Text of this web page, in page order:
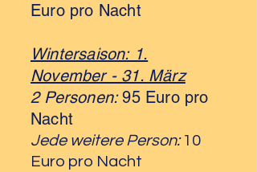
Euro pro Nacht
Wintersaison: 1.
November - 31. März
2 Personen:95 Euro pro
Nacht
Jede weitere Person:10
Euro pro Nacht